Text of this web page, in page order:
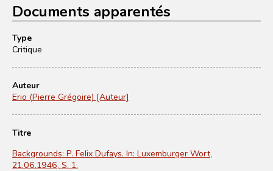
Documents apparentés
Type
Critique
Auteur
Erio (Pierre Grégoire) [Auteur]
Titre
Backgrounds: P. Felix Dufays. In: Luxemburger Wort,
21.06.1946, S. 1.